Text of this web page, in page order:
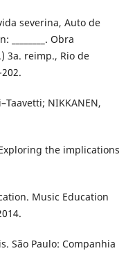
severina, Auto de
Obra
3a. reimp., Rio de
NIKKANEN,
the implications
Music Education
São Paulo: Companhia